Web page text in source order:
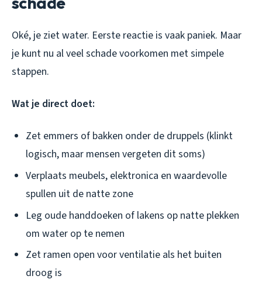
Oké, je ziet water. Eerste reactie is vaak paniek. Maar
je kunt nu al veel schade voorkomen met simpele
stappen.
Wat je direct doet:
Zet emmers of bakken onder de druppels (klinkt
logisch, maar mensen vergeten dit soms)
Verplaats meubels, elektronica en waardevolle
spullen uit de natte zone
Leg oude handdoeken of lakens op natte plekken
om water op te nemen
Zet ramen open voor ventilatie als het buiten
droog is